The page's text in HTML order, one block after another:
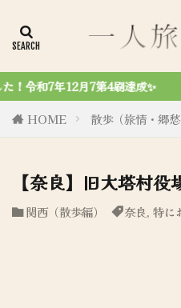
HOME
散歩（旅情・郷
【奈良】旧大塔村役
関西（散歩編） 奈良, 特に